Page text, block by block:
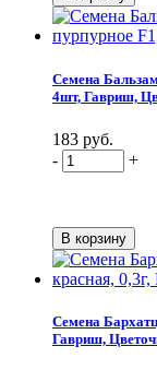
Семена
4шт, Гавриш,
183 руб.
-
+
Семена
Гавриш,